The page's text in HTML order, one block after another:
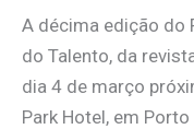
A décima edição do
do Talento, da
dia 4 de março
Park Hotel, em